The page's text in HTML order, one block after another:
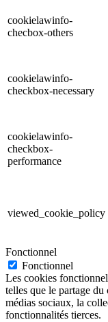
cookielawinfo-
checbox-others
cookielawinfo-
checkbox-necessary
cookielawinfo-
checkbox-
performance
viewed_cookie_policy
Fonctionnel
Fonctionnel
Les cookies
telles que le partage
médias sociaux, la
fonctionnalités tierces.